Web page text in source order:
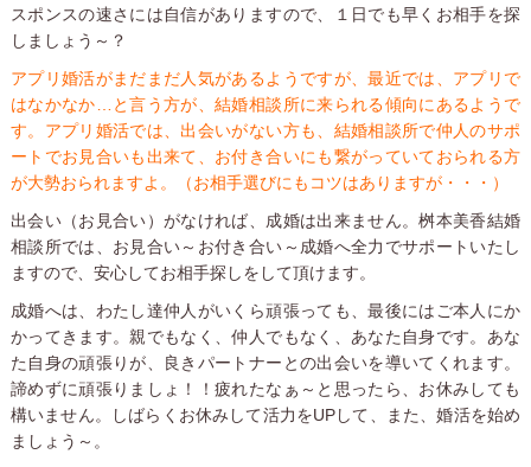
スポンスの速さには自信がありますので、１日でも早くお相手を探
しましょう～？
アプリ婚活がまだまだ人気があるようですが、最近では、アプリで
はなかなか…と言う方が、結婚相談所に来られる傾向にあるようで
す。アプリ婚活では、出会いがない方も、結婚相談所で仲人のサポ
ートでお見合いも出来て、お付き合いにも繋がっていておられる方
が大勢おられますよ。（お相手選びにもコツはありますが・・・）
出会い（お見合い）がなければ、成婚は出来ません。桝本美香結婚
相談所では、お見合い～お付き合い～成婚へ全力でサポートいたし
ますので、安心してお相手探しをして頂けます。
成婚へは、わたし達仲人がいくら頑張っても、最後にはご本人にか
かってきます。親でもなく、仲人でもなく、あなた自身です。あな
た自身の頑張りが、良きパートナーとの出会いを導いてくれます。
諦めずに頑張りましょ！！疲れたなぁ～と思ったら、お休みしても
構いません。しばらくお休みして活力をUPして、また、婚活を始め
ましょう～。